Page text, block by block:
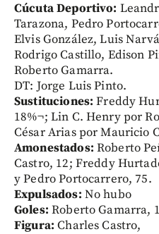
Cúcuta Deportivo:
Tarazona, Pedro
Elvis González, Luis
Rodrigo Castillo, Edison
Roberto Gamarra.
DT: Jorge Luis Pinto.
Sustituciones: Freddy
18%¬; Lin C. Henry por
César Arias por Mauricio
Amonestados: Roberto
Castro, 12; Freddy
y Pedro Portocarrero, 75.
Expulsados: No hubo
Goles: Roberto Gamarra,
Figura: Charles Castro,